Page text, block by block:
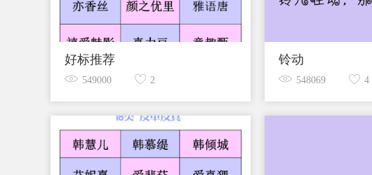
好标推荐
549000 2
铃动
548069 4